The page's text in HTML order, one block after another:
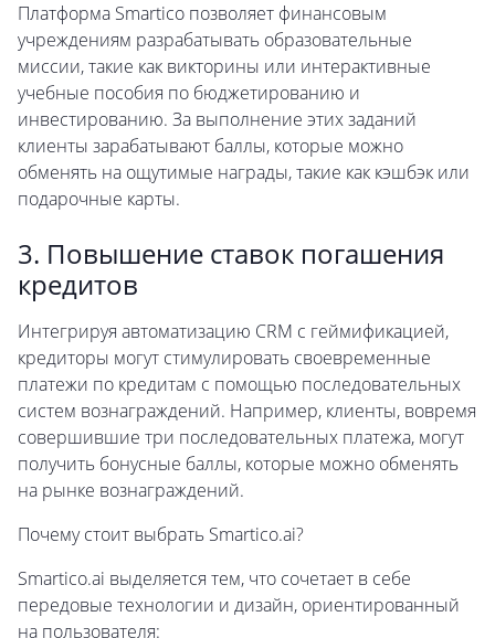
Платформа Smartico позволяет финансовым
учреждениям разрабатывать образовательные
миссии, такие как викторины или интерактивные
учебные пособия по бюджетированию и
инвестированию. За выполнение этих заданий
клиенты зарабатывают баллы, которые можно
обменять на ощутимые награды, такие как кэшбэк или
подарочные карты.
3. Повышение ставок погашения
кредитов
Интегрируя автоматизацию CRM с геймификацией,
кредиторы могут стимулировать своевременные
платежи по кредитам с помощью последовательных
систем вознаграждений. Например, клиенты, вовремя
совершившие три последовательных платежа, могут
получить бонусные баллы, которые можно обменять
на рынке вознаграждений.
Почему стоит выбрать Smartico.ai?
Smartico.ai выделяется тем, что сочетает в себе
передовые технологии и дизайн, ориентированный
на пользователя: